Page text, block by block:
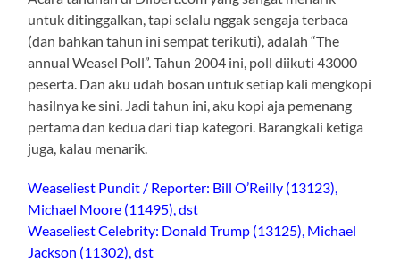
untuk ditinggalkan, tapi selalu nggak sengaja terbaca
(dan bahkan tahun ini sempat terikuti), adalah “The
annual Weasel Poll”. Tahun 2004 ini, poll diikuti 43000
peserta. Dan aku udah bosan untuk setiap kali mengkopi
hasilnya ke sini. Jadi tahun ini, aku kopi aja pemenang
pertama dan kedua dari tiap kategori. Barangkali ketiga
juga, kalau menarik.
Weaseliest Pundit / Reporter: Bill O’Reilly (13123),
Michael Moore (11495), dst
Weaseliest Celebrity: Donald Trump (13125), Michael
Jackson (11302), dst